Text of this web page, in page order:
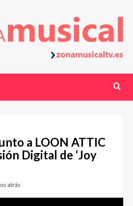
a LOON ATTIC
Digital de ‘Joy
atrás